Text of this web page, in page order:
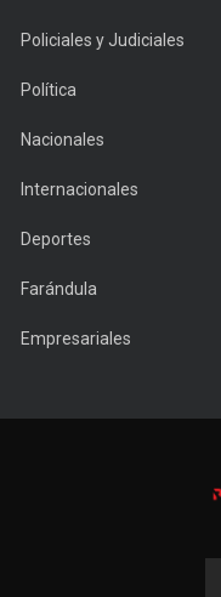
Policiales y Judiciales
Política
Nacionales
Internacionales
Deportes
Farándula
Empresariales